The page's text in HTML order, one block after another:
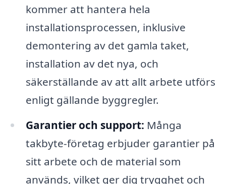
kommer att hantera hela
installationsprocessen, inklusive
demontering av det gamla taket,
installation av det nya, och
säkerställande av att allt arbete utförs
enligt gällande byggregler.
Garantier och support: Många
takbyte-företag erbjuder garantier på
sitt arbete och de material som
används, vilket ger dig trygghet och